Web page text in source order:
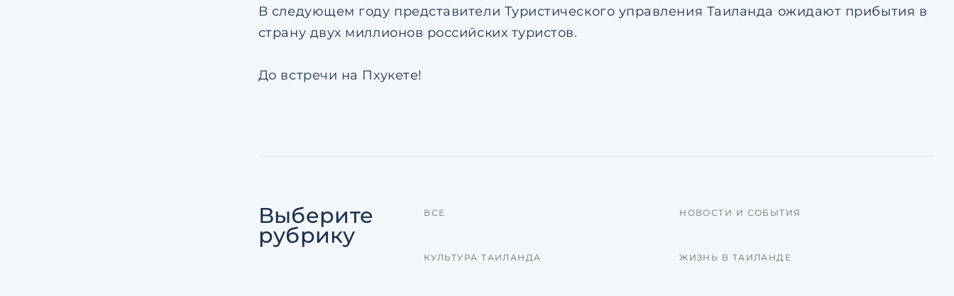
В следующем году представители Туристического управления Таиланда ожидают прибытия в
страну двух миллионов российских туристов.
До встречи на Пхукете!
Выберите
рубрику
ВСЕ
КУЛЬТУРА ТАИЛАНДА
НОВОСТИ И СОБЫТИЯ
ЖИЗНЬ В ТАИЛАНДЕ